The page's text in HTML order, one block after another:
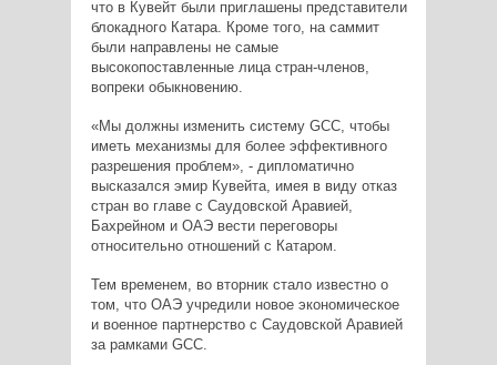
что в Кувейт были приглашены представители
блокадного Катара. Кроме того, на саммит
были направлены не самые
высокопоставленные лица стран-членов,
вопреки обыкновению.
«Мы должны изменить систему GCC, чтобы
иметь механизмы для более эффективного
разрешения проблем», - дипломатично
высказался эмир Кувейта, имея в виду отказ
стран во главе с Саудовской Аравией,
Бахрейном и ОАЭ вести переговоры
относительно отношений с Катаром.
Тем временем, во вторник стало известно о
том, что ОАЭ учредили новое экономическое
и военное партнерство с Саудовской Аравией
за рамками GCC.